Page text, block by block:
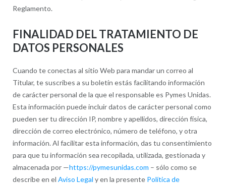
Reglamento.
FINALIDAD DEL TRATAMIENTO DE
DATOS PERSONALES
Cuando te conectas al sitio Web para mandar un correo al
Titular, te suscribes a su boletín estás facilitando información
de carácter personal de la que el responsable es Pymes Unidas.
Esta información puede incluir datos de carácter personal como
pueden ser tu dirección IP, nombre y apellidos, dirección física,
dirección de correo electrónico, número de teléfono, y otra
información. Al facilitar esta información, das tu consentimiento
para que tu información sea recopilada, utilizada, gestionada y
almacenada por —https://pymesunidas.com – sólo como se
describe en el Aviso Legal y en la presente Política de